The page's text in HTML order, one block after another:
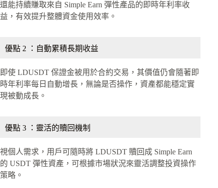
還能持續賺取來自 Simple Earn 彈性產品的即時年利率收
益，有效提升整體資金使用效率。
優點 2 ：自動累積長期收益
即使 LDUSDT 保證金被用於合約交易，其價值仍會隨著即
時年利率每日自動增長，無論是否操作，資產都能穩定實
現被動成長。
優點 3 ：靈活的贖回機制
視個人需求，用戶可隨時將 LDUSDT 贖回成 Simple Earn
的 USDT 彈性資產，可根據市場狀況來靈活調整投資操作
策略。